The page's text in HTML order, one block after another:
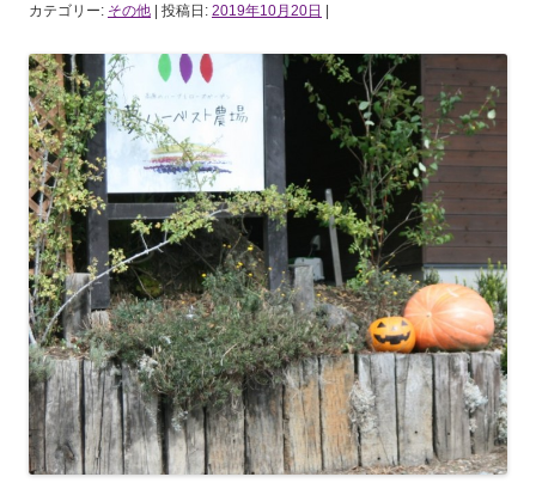
カテゴリー: その他 | 投稿日: 2019年10月20日